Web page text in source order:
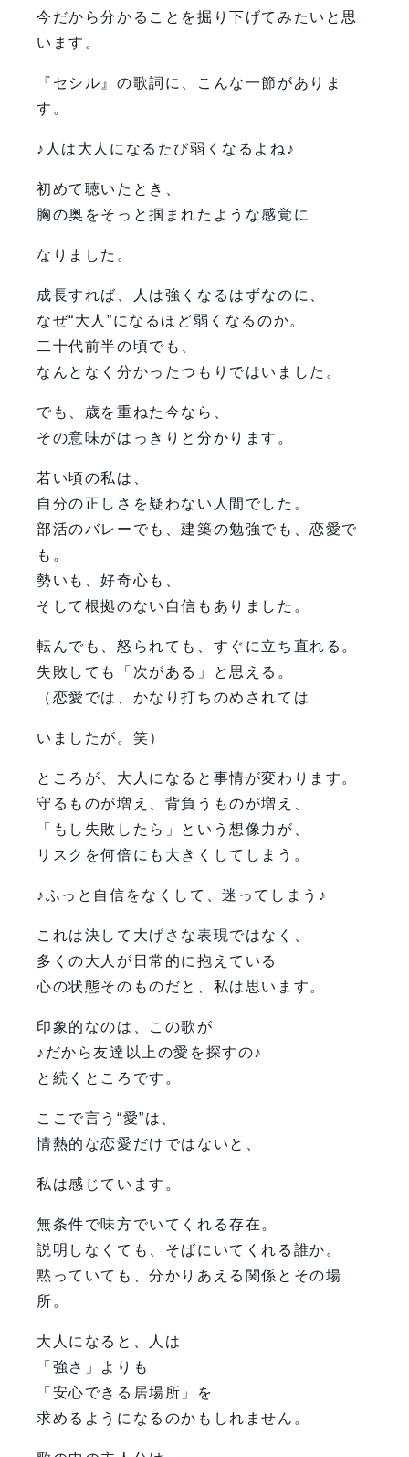
今だから分かることを掘り下げてみたいと思
います。
『セシル』の歌詞に、こんな一節がありま
す。
♪人は大人になるたび弱くなるよね♪
初めて聴いたとき、
胸の奥をそっと掴まれたような感覚に
なりました。
成長すれば、人は強くなるはずなのに、
なぜ“大人”になるほど弱くなるのか。
二十代前半の頃でも、
なんとなく分かったつもりではいました。
でも、歳を重ねた今なら、
その意味がはっきりと分かります。
若い頃の私は、
自分の正しさを疑わない人間でした。
部活のバレーでも、建築の勉強でも、恋愛で
も。
勢いも、好奇心も、
そして根拠のない自信もありました。
転んでも、怒られても、すぐに立ち直れる。
失敗しても「次がある」と思える。
（恋愛では、かなり打ちのめされては
いましたが。笑）
ところが、大人になると事情が変わります。
守るものが増え、背負うものが増え、
「もし失敗したら」という想像力が、
リスクを何倍にも大きくしてしまう。
♪ふっと自信をなくして、迷ってしまう♪
これは決して大げさな表現ではなく、
多くの大人が日常的に抱えている
心の状態そのものだと、私は思います。
印象的なのは、この歌が
♪だから友達以上の愛を探すの♪
と続くところです。
ここで言う“愛”は、
情熱的な恋愛だけではないと、
私は感じています。
無条件で味方でいてくれる存在。
説明しなくても、そばにいてくれる誰か。
黙っていても、分かりあえる関係とその場
所。
大人になると、人は
「強さ」よりも
「安心できる居場所」を
求めるようになるのかもしれません。